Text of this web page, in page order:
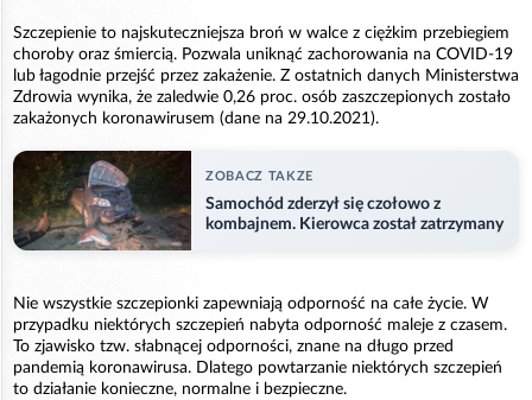
Szczepienie to najskuteczniejsza broń w walce z ciężkim przebiegiem
choroby oraz śmiercią. Pozwala uniknąć zachorowania na COVID-19
lub łagodnie przejść przez zakażenie. Z ostatnich danych Ministerstwa
Zdrowia wynika, że zaledwie 0,26 proc. osób zaszczepionych zostało
zakażonych koronawirusem (dane na 29.10.2021).
ZOBACZ TAKZE
Samochód zderzył się czołowo z
kombajnem. Kierowca został zatrzymany
Nie wszystkie szczepionki zapewniają odporność na całe życie. W
przypadku niektórych szczepień nabyta odporność maleje z czasem.
To zjawisko tzw. słabnącej odporności, znane na długo przed
pandemią koronawirusa. Dlatego powtarzanie niektórych szczepień
to działanie konieczne, normalne i bezpieczne.